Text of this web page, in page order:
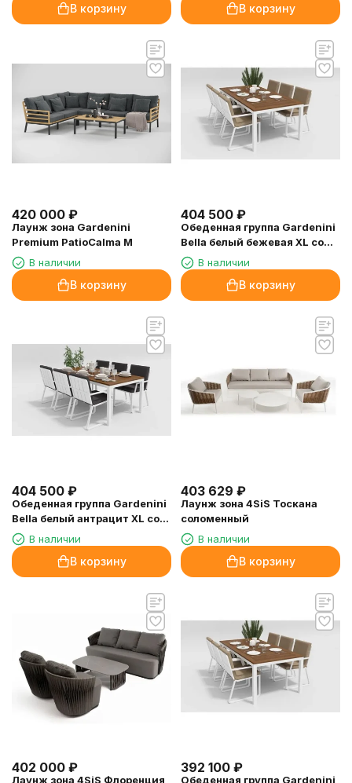
В корзину В корзину
420 000 ₽
Лаунж зона Gardenini
Premium PatioCalma M
В наличии
В корзину
404 500 ₽
Обеденная группа Gardenini
Bella белый бежевая XL со
стульями Voglie
В наличии
В корзину
404 500 ₽
Обеденная группа Gardenini
Bella белый антрацит XL со
стульями Voglie
В наличии
В корзину
403 629 ₽
Лаунж зона 4SiS Тоскана
соломенный
В наличии
В корзину
402 000 ₽
Лаунж зона 4SiS Флоренция
392 100 ₽
Обеденная группа Gardenini